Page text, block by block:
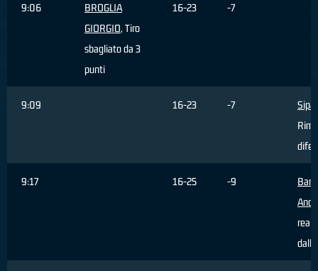
9:06
BROGLIA
GIORGIO, Tiro
sbagliato da 3
punti
16-23 -7
9:09 16-23 -7
9:17 16-25 -9